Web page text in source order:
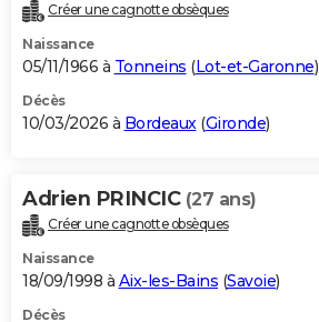
Destinations
City break
Voyage nature
Voyage de noces
Forum
Climat
+PHOTO
GUIDES D'ACHAT
BONS PLANS
Carte de Noël
Carte Bonne année
Carte Saint-Valentin
Carte Pâques
Carte d'anniversaire
DICTIONNAIRE
Dictionnaire
Biographies
Citations
Expressions
Proverbes
PROGRAMME TV
Créer une cagnotte obsèques
Naissance
05/11/1966 à Tonneins (Lot-et-Garonne)
Décès
10/03/2026 à Bordeaux(Gironde)
Adrien PRINCIC (27 ans)
Créer une cagnotte obsèques
Naissance
18/09/1998 à Aix-les-Bains (Savoie)
Décès